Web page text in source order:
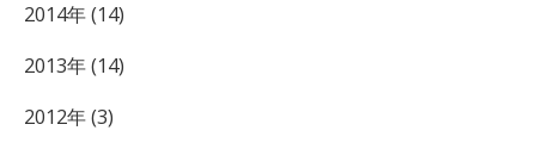
2014年 (14)
2013年 (14)
2012年 (3)